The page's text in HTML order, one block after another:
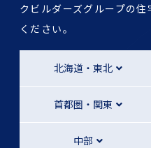
クビルダーズグループの住
ください。
北海道・東北
首都圏・関東
中部